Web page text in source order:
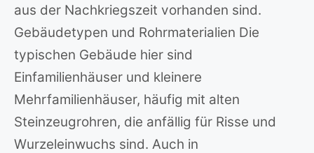
aus der Nachkriegszeit vorhanden sind.
Gebäudetypen und Rohrmaterialien Die
typischen Gebäude hier sind
Einfamilienhäuser und kleinere
Mehrfamilienhäuser, häufig mit alten
Steinzeugrohren, die anfällig für Risse und
Wurzeleinwuchs sind. Auch in